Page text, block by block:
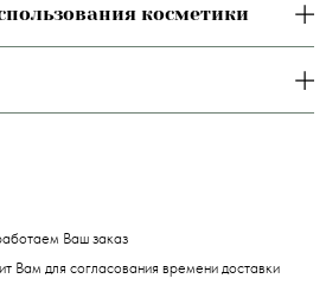
косметики
Ваш заказ
Вам для согласования времени доставки